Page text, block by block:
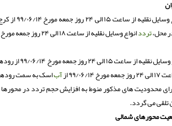
تردد
محل،ترددانواع وسایل نقلیه از ساعت ۱۸ الی ۲۴ روز جمعه مورخ ۹۹/۰۶/۱۴ از مرزن آباد به سمت کرج و تهران به صورت یک طرفه خواهد بود.
تردد
۰۶/۱۴ از
آباسک به سمت
محدودیت های مذکور منوط به افزایش حجم تردد در
تلقی می گردد.
محورهای شمالی